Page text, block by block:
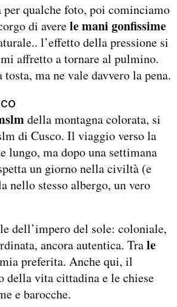
per qualche foto, poi cominciamo
di averele mani gonfissime
l’effetto della pressione si
affretto a tornare al pulmino.
ma ne vale davvero la pena.
della montagna colorata, si
di Cusco. Il viaggio verso la
lungo, ma dopo una settimana
un giorno nella civiltà (e
nello stesso albergo, un vero
dell’impero del sole: coloniale,
ancora autentica. Trale
preferita. Anche qui, il
della vita cittadina e le chiese
e barocche.